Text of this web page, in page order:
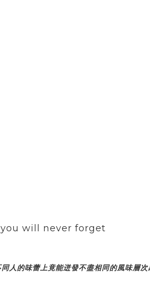
【Canadian Strewn Icewine】 A marvelous taste you will never forget
人的味蕾上竟能迸發不盡相同的風味層